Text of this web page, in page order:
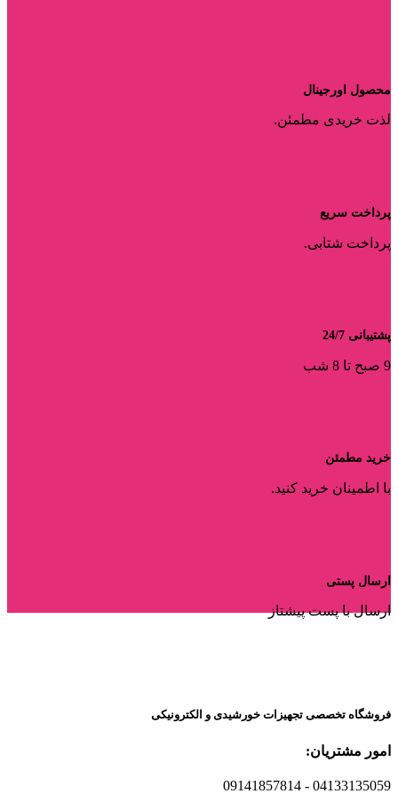
محصول اورجینال
لذت خریدی مطمئن.
پرداخت سریع
پرداخت شتابی.
پشتیبانی 24/7
9 صبح تا 8 شب
خرید مطمئن
با اطمینان خرید کنید.
ارسال پستی
ارسال با پست پیشتاز
فروشگاه تخصصی تجهیزات خورشیدی و الکترونیکی
امور مشتریان:
- 04133135059
09141857814